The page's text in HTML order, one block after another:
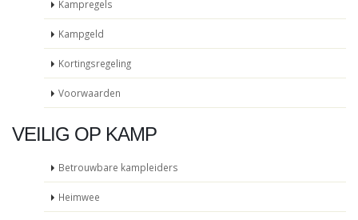
Kampregels
Kampgeld
Kortingsregeling
Voorwaarden
VEILIG OP KAMP
Betrouwbare kampleiders
Heimwee